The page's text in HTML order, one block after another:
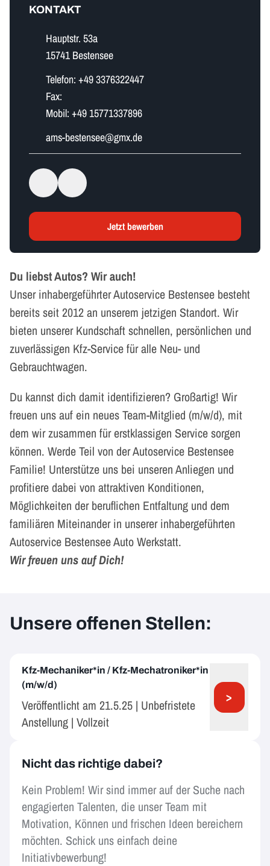
KONTAKT
Hauptstr. 53a
15741 Bestensee
Telefon: +49 3376322447
Fax:
Mobil: +49 15771337896
a​m​s​-​b​e​s​t​e​n​s​e​e​@gmx.de
Jetzt bewerben
Du liebst Autos? Wir auch!
Unser inhabergeführter Autoservice Bestensee besteht
bereits seit 2012 an unserem jetzigen Standort. Wir
bieten unserer Kundschaft schnellen, persönlichen und
zuverlässigen Kfz-Service für alle Neu- und
Gebrauchtwagen.
Du kannst dich damit identifizieren? Großartig! Wir
freuen uns auf ein neues Team-Mitglied (m/w/d), mit
dem wir zusammen für erstklassigen Service sorgen
können. Werde Teil von der Autoservice Bestensee
Familie! Unterstütze uns bei unseren Anliegen und
profitiere dabei von attraktiven Konditionen,
Möglichkeiten der beruflichen Entfaltung und dem
familiären Miteinander in unserer inhabergeführten
Autoservice Bestensee Auto Werkstatt.
Wir freuen uns auf Dich!
Unsere offenen Stellen:
Kfz-Mechaniker*in / Kfz-Mechatroniker*in
(m/w/d)
Veröffentlicht am 21.5.25 | Unbefristete
Anstellung | Vollzeit
>
Nicht das richtige dabei?
Kein Problem! Wir sind immer auf der Suche nach
engagierten Talenten, die unser Team mit
Motivation, Können und frischen Ideen bereichern
möchten. Schick uns einfach deine
Initiativbewerbung!